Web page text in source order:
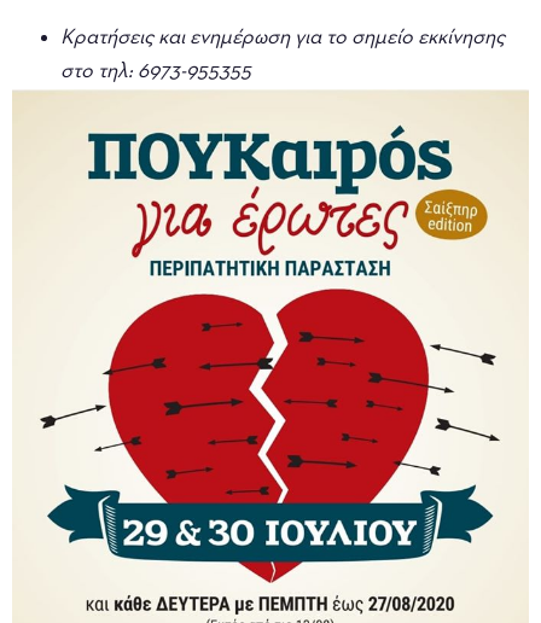
Κρατήσεις και ενημέρωση για το σημείο εκκίνησης
στο τηλ: 6973-955355